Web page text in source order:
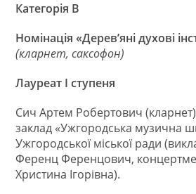
Категорія В
Номінація «Дерев’яні духові
(кларнет, саксофон)
Лауреат І ступеня
Сич Артем Робертович
заклад «Ужгородська музична
Ужгородської міської ради
Ференц Ференцович,
Христина Ігорівна).